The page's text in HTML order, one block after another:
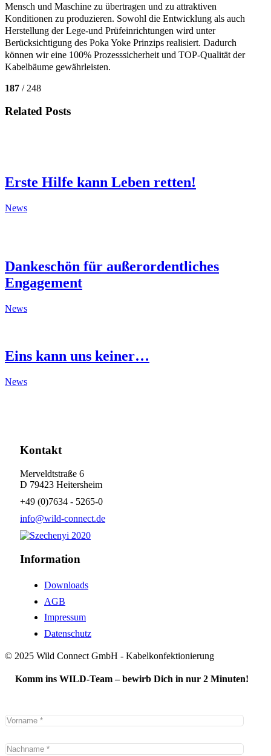
Mensch und Maschine zu übertragen und zu attraktiven
Konditionen zu produzieren. Sowohl die Entwicklung als auch
Herstellung der Lege-und Prüfeinrichtungen wird unter
Berücksichtigung des Poka Yoke Prinzips realisiert. Dadurch
können wir eine 100% Prozesssicherheit und TOP-Qualität der
Kabelbäume gewährleisten.
187 / 248
Related Posts
Erste Hilfe kann Leben retten!
News
Dankeschön für außerordentliches
Engagement
News
Eins kann uns keiner…
News
Kontakt
Merveldtstraße 6
D 79423 Heitersheim
+49 (0)7634 - 5265-0
info@wild-connect.de
Information
Downloads
AGB
Impressum
Datenschutz
© 2025 Wild Connect GmbH - Kabelkonfektionierung
Komm ins WILD-Team – bewirb Dich in nur 2 Minuten!